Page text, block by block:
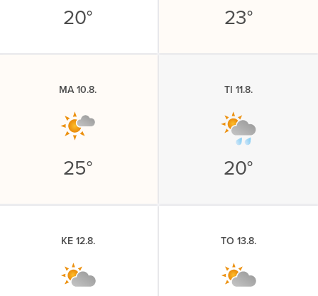
20° 23°
MA 10.8.
25°
TI 11.8.
20°
KE 12.8. TO 13.8.